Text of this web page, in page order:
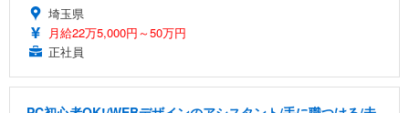
埼玉県
月給22万5,000円～50万円
正社員